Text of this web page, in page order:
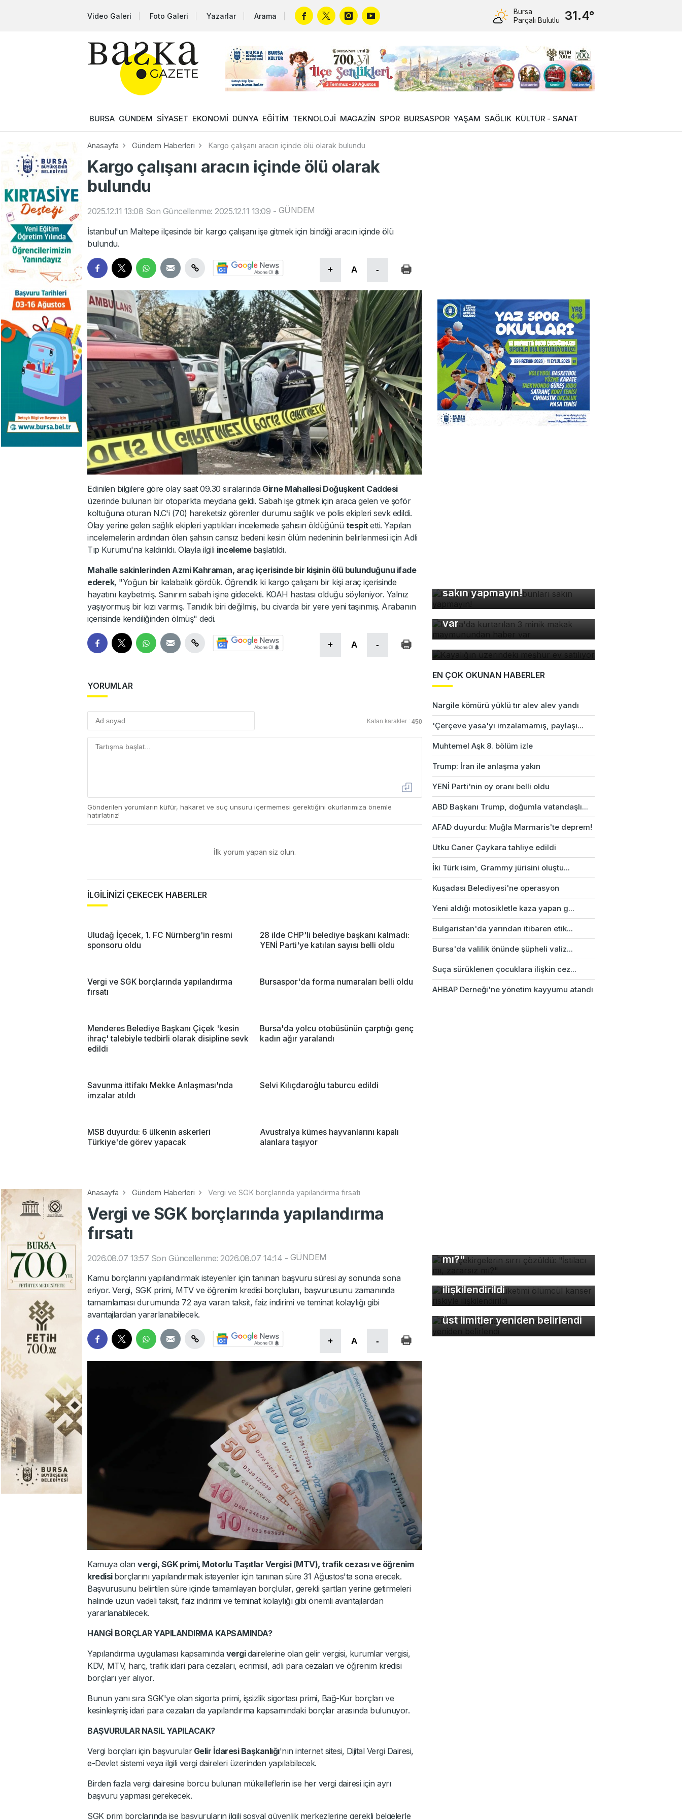
Video Galeri Foto Galeri Yazarlar Arama
Bursa
Parçalı Bulutlu
31.4°
BURSA GÜNDEM SİYASET EKONOMİ DÜNYA EĞİTİM TEKNOLOJİ MAGAZİN SPOR BURSASPOR YAŞAM SAĞLIK KÜLTÜR - SANAT
Anasayfa Gündem Haberleri Kargo çalışanı aracın içinde ölü olarak bulundu
Kargo çalışanı aracın içinde ölü olarak
bulundu
2025.12.11 13:08 Son Güncellenme: 2025.12.11 13:09 - GÜNDEM
İstanbul'un Maltepe ilçesinde bir kargo çalışanı işe gitmek için bindiği aracın içinde ölü
bulundu.
+ A -
Edinilen bilgilere göre olay saat 09.30 sıralarında Girne Mahallesi Doğuşkent Caddesi
üzerinde bulunan bir otoparkta meydana geldi. Sabah işe gitmek için araca gelen ve şoför
koltuğuna oturan N.C'i (70) hareketsiz görenler durumu sağlık ve polis ekipleri sevk edildi.
Olay yerine gelen sağlık ekipleri yaptıkları incelemede şahısın öldüğünü tespit etti. Yapılan
incelemelerin ardından ölen şahsın cansız bedeni kesin ölüm nedeninin belirlenmesi için Adli
Tıp Kurumu'na kaldırıldı. Olayla ilgili inceleme başlatıldı.
Mahalle sakinlerinden Azmi Kahraman, araç içerisinde bir kişinin ölü bulunduğunu ifade
ederek, "Yoğun bir kalabalık gördük. Öğrendik ki kargo çalışanı bir kişi araç içerisinde
hayatını kaybetmiş. Sanırım sabah işine gidecekti. KOAH hastası olduğu söyleniyor. Yalnız
yaşıyormuş bir kızı varmış. Tanıdık biri değilmiş, bu civarda bir yere yeni taşınmış. Arabanın
içerisinde kendiliğinden ölmüş" dedi.
+ A -
YORUMLAR
Kalan karakter : 450
Gönderilen yorumların küfür, hakaret ve suç unsuru içermemesi gerektiğini okurlarımıza önemle
hatırlatırız!
İlk yorum yapan siz olun.
İLGİLİNİZİ ÇEKECEK HABERLER
Uludağ İçecek, 1. FC Nürnberg'in resmi
sponsoru oldu
28 ilde CHP'li belediye başkanı kalmadı:
YENİ Parti'ye katılan sayısı belli oldu
Vergi ve SGK borçlarında yapılandırma
fırsatı
Bursaspor'da forma numaraları belli oldu
Menderes Belediye Başkanı Çiçek 'kesin
ihraç' talebiyle tedbirli olarak disipline sevk
edildi
Bursa'da yolcu otobüsünün çarptığı genç
kadın ağır yaralandı
Savunma ittifakı Mekke Anlaşması'nda
imzalar atıldı
Selvi Kılıçdaroğlu taburcu edildi
MSB duyurdu: 6 ülkenin askerleri
Türkiye'de görev yapacak
Avustralya kümes hayvanlarını kapalı
alanlara taşıyor
sakın yapmayın!
Bursa'da kurtarılan 3 minik
makak maymunundan haber
var
Kayalığın üzerindeki meşhur
ev satılıyor
EN ÇOK OKUNAN HABERLER
Nargile kömürü yüklü tır alev alev yandı
'Çerçeve yasa'yı imzalamamış, paylaşı...
Muhtemel Aşk 8. bölüm izle
Trump: İran ile anlaşma yakın
YENİ Parti'nin oy oranı belli oldu
ABD Başkanı Trump, doğumla vatandaşlı...
AFAD duyurdu: Muğla Marmaris'te deprem!
Utku Caner Çaykara tahliye edildi
İki Türk isim, Grammy jürisini oluştu...
Kuşadası Belediyesi'ne operasyon
Yeni aldığı motosikletle kaza yapan g...
Bulgaristan'da yarından itibaren etik...
Bursa'da valilik önünde şüpheli valiz...
Suça sürüklenen çocuklara ilişkin cez...
AHBAP Derneği'ne yönetim kayyumu atandı
Anasayfa Gündem Haberleri Vergi ve SGK borçlarında yapılandırma fırsatı
Vergi ve SGK borçlarında yapılandırma
fırsatı
2026.08.07 13:57 Son Güncellenme: 2026.08.07 14:14 - GÜNDEM
Kamu borçlarını yapılandırmak isteyenler için tanınan başvuru süresi ay sonunda sona
eriyor. Vergi, SGK primi, MTV ve öğrenim kredisi borçluları, başvurusunu zamanında
tamamlaması durumunda 72 aya varan taksit, faiz indirimi ve teminat kolaylığı gibi
avantajlardan yararlanabilecek.
+ A -
Kamuya olan vergi, SGK primi, Motorlu Taşıtlar Vergisi (MTV), trafik cezası ve öğrenim
kredisi borçlarını yapılandırmak isteyenler için tanınan süre 31 Ağustos'ta sona erecek.
Başvurusunu belirtilen süre içinde tamamlayan borçlular, gerekli şartları yerine getirmeleri
halinde uzun vadeli taksit, faiz indirimi ve teminat kolaylığı gibi önemli avantajlardan
yararlanabilecek.
HANGİ BORÇLAR YAPILANDIRMA KAPSAMINDA?
Yapılandırma uygulaması kapsamında vergidairelerine olan gelir vergisi, kurumlar vergisi,
KDV, MTV, harç, trafik idari para cezaları, ecrimisil, adli para cezaları ve öğrenim kredisi
borçları yer alıyor.
Bunun yanı sıra SGK'ye olan sigorta primi, işsizlik sigortası primi, Bağ-Kur borçları ve
kesinleşmiş idari para cezaları da yapılandırma kapsamındaki borçlar arasında bulunuyor.
BAŞVURULAR NASIL YAPILACAK?
Vergi borçları için başvurularGelir İdaresi Başkanlığı'nın internet sitesi, Dijital Vergi Dairesi,
e-Devlet sistemi veya ilgili vergi daireleri üzerinden yapılabilecek.
Birden fazla vergi dairesine borcu bulunan mükelleflerin ise her vergi dairesi için ayrı
başvuru yapması gerekecek.
SGK prim borçlarında ise başvuruların ilgili sosyal güvenlik merkezlerine gerekli belgelerle
mı?"
Fazla acı biber tüketimi
ölümcül kanser riskiyle
ilişkilendirildi
Balon balığı desteklerinde
üst limitler yeniden belirlendi